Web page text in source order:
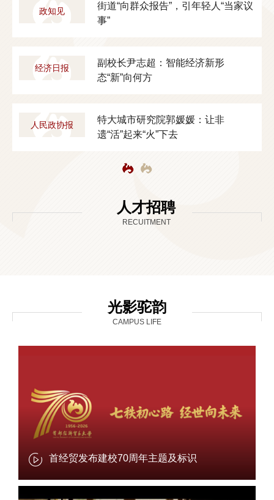
政知见
街道“向群众报告”，引年轻人“当家议
事”
经济日报
副校长尹志超：智能经济新形
态“新”向何方
人民政协报
特大城市研究院郭媛媛：让非
遗“活”起来“火”下去
人才招聘
RECUITMENT
光影驼韵
CAMPUS LIFE
首经贸发布建校70周年主题及标识